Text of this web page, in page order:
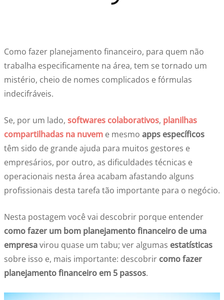
Como fazer planejamento financeiro, para quem não
trabalha especificamente na área, tem se tornado um
mistério, cheio de nomes complicados e fórmulas
indecifráveis.
Se, por um lado, softwares colaborativos, planilhas
compartilhadas na nuvem e mesmo apps específicos
têm sido de grande ajuda para muitos gestores e
empresários, por outro, as dificuldades técnicas e
operacionais nesta área acabam afastando alguns
profissionais desta tarefa tão importante para o negócio.
Nesta postagem você vai descobrir porque entender
como fazer um bom planejamento financeiro de uma
empresavirou quase um tabu; ver algumas estatísticas
sobre isso e, mais importante: descobrir como fazer
planejamento financeiro em 5 passos.